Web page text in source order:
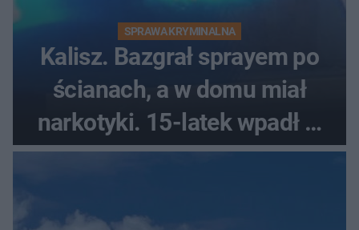
SPRAWA KRYMINALNA
Kalisz. Bazgrał sprayem po
ścianach, a w domu miał
narkotyki. 15-latek wpadł w
ręce policjantów